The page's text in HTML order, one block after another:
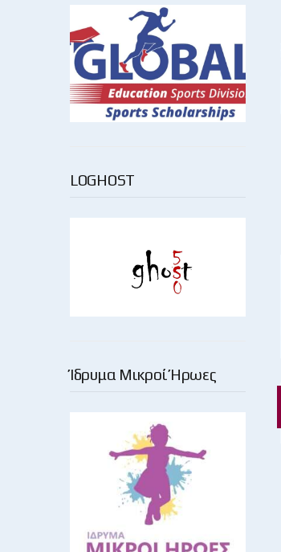
LOGHOST
Ίδρυμα Μικροί Ήρωες